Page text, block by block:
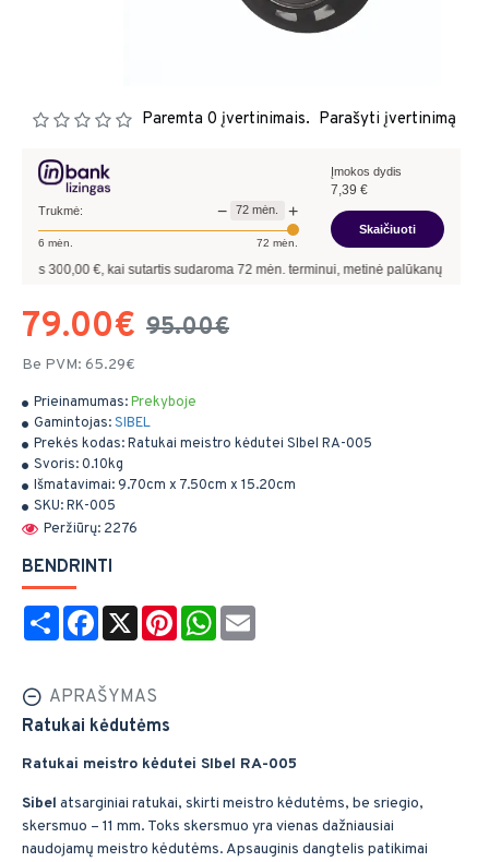
Prieinamumas:Prekyboje
Gamintojas:SIBEL
Prekės kodas:Ratukai meistro kėdutei SIbel RA-005
Svoris:0.10kg
Išmatavimai:9.70cm x 7.50cm x 15.20cm
SKU:RK-005
Peržiūrų: 2276
Paremta 0 įvertinimais. Parašyti įvertinimą
79.00€ 95.00€
Be PVM: 65.29€
Trukmė: − 72 mėn. +
6 mėn. 72 mėn.
Įmokos dydis
7,39 €
Skaičiuoti
€, kai sutartis sudaroma72mėn. terminui, metinė palūkanų norma –
BENDRINTI
Share Facebook
X PinterestWhatsApp
APRAŠYMAS
Ratukai kėdutėms
Ratukai meistro kėdutei SIbel RA-005
Sibel atsarginiai ratukai, skirti meistro kėdutėms, be sriegio,
skersmuo – 11 mm. Toks skersmuo yra vienas dažniausiai
naudojamų meistro kėdutėms. Apsauginis dangtelis patikimai